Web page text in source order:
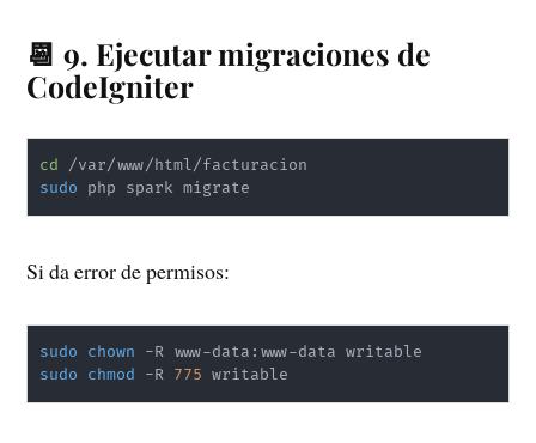
📆 9. Ejecutar migraciones de
CodeIgniter
cd
sudo php spark migrate
Si da error de permisos:
sudo chown
sudo
chmod -R 775 writable